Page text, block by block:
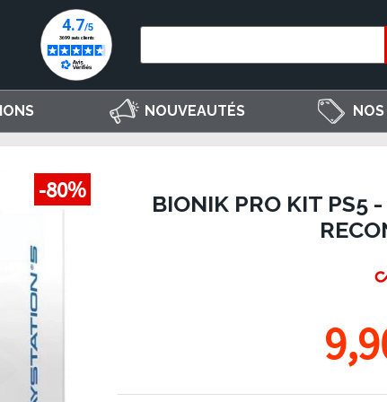
NOUVEAUTÉS
-80%
BIONIK PRO KIT PS5